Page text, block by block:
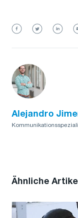
Alejandro
Ähnliche Artikel